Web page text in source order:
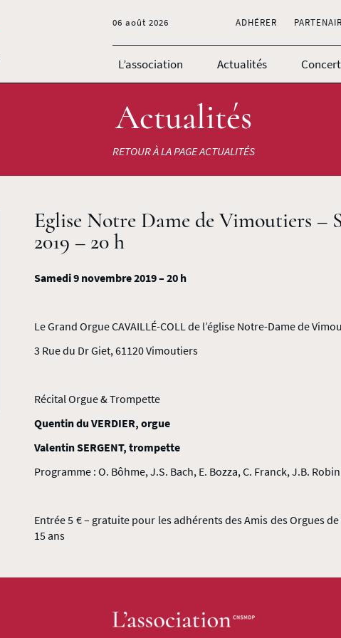
L’association Actualités
06 août 2026 ADHÉRER
Actualités
RETOUR À LA PAGE ACTUALITÉS
Eglise Notre Dame de Vimoutiers –
2019 – 20 h
Samedi 9 novembre 2019 – 20 h
Le Grand Orgue CAVAILLÉ-COLL de l’église Notre-Dame de
3 Rue du Dr Giet, 61120 Vimoutiers
Récital Orgue & Trompette
Quentin du VERDIER, orgue
Valentin SERGENT, trompette
Programme : O. Bôhme, J.S. Bach, E. Bozza, C. Franck, J.B. Robin
Entrée 5 € – gratuite pour les adhérents des Amis des Orgues
15 ans